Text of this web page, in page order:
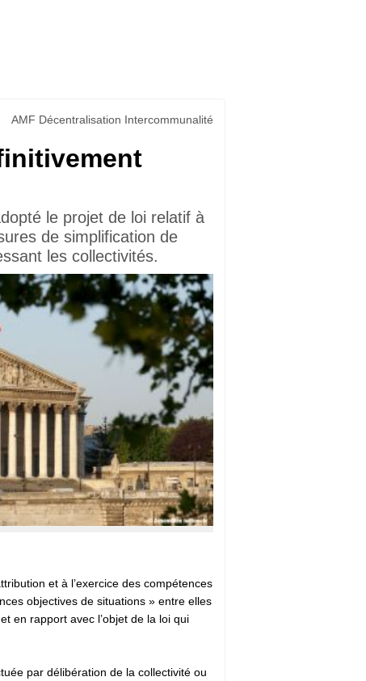
AMF Décentralisation Intercommunalité
le projet de loi relatif à
de simplification de
les collectivités.
et à l’exercice des compétences
objectives de situations » entre elles
en rapport avec l’objet de la loi qui
par délibération de la collectivité ou